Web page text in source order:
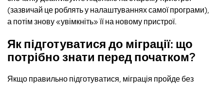
(зазвичай це роблять у налаштуваннях самої програми),
а потім знову «увімкніть» її на новому пристрої.
Як підготуватися до міграції: що
потрібно знати перед початком?
Якщо правильно підготуватися, міграція пройде без